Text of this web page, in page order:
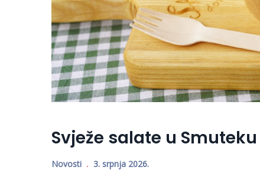
Svježe salate u Smuteku
Novosti 3. srpnja 2026.